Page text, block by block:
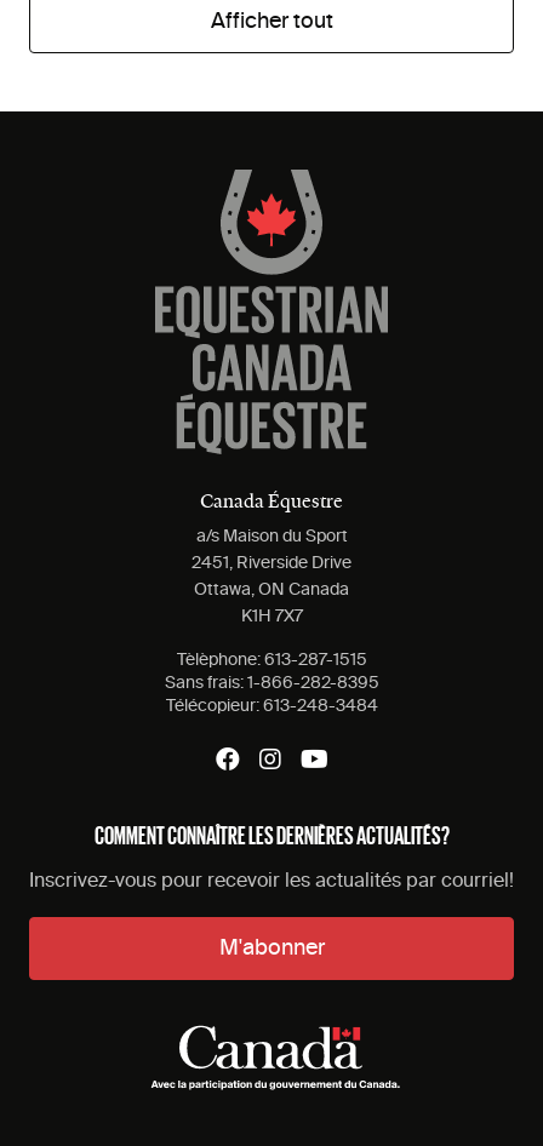
Afficher tout
Canada Équestre
a/s Maison du Sport
2451, Riverside Drive
Ottawa, ON Canada
K1H 7X7
Tèlèphone: 613-287-1515
Sans frais: 1-866-282-8395
Télécopieur: 613-248-3484
COMMENT CONNAÎTRE LES DERNIÈRES ACTUALITÉS?
Inscrivez-vous pour recevoir les actualités par courriel!
M'abonner